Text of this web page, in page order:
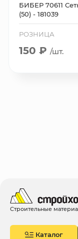
БИБЕР 70611
(50) - 181039
РОЗНИЦА
150 ₽ /шт.
Строительные
Каталог